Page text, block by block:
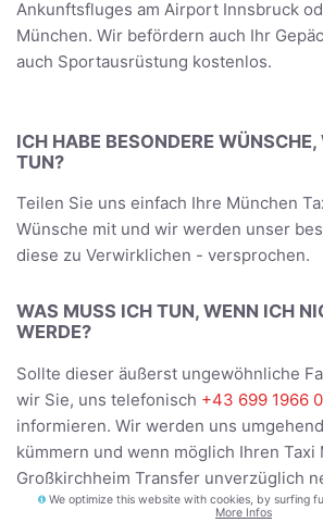
Ankunftsfluges am Airport Innsbruck
München. Wir befördern auch Ihr
auch Sportausrüstung kostenlos.
ICH HABE BESONDERE
TUN?
Teilen Sie uns einfach Ihre München
Wünsche mit und wir werden unser
diese zu Verwirklichen - versprochen.
WAS MUSS ICH TUN, WENN ICH
WERDE?
Sollte dieser äußerst ungewöhnliche
wir Sie, uns telefonisch +43 699 1966
informieren. Wir werden uns
kümmern und wenn möglich Ihren
Großkirchheim Transfer unverzüglich
We optimize this website with cookies, by surfing
More Infos